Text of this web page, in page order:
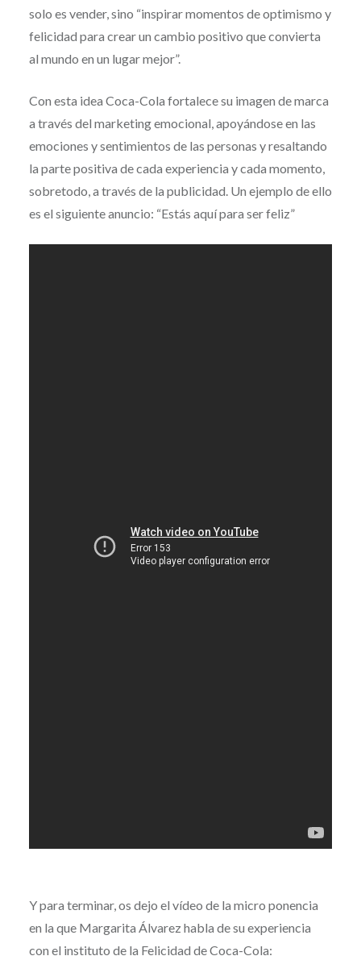
solo es vender, sino “inspirar momentos de optimismo y
felicidad para crear un cambio positivo que convierta
al mundo en un lugar mejor”.
Con esta idea Coca-Cola fortalece su imagen de marca
a través del marketing emocional, apoyándose en las
emociones y sentimientos de las personas y resaltando
la parte positiva de cada experiencia y cada momento,
sobretodo, a través de la publicidad. Un ejemplo de ello
es el siguiente anuncio: “Estás aquí para ser feliz”
Y para terminar, os dejo el vídeo de la micro ponencia
en la que Margarita Álvarez habla de su experiencia
con el instituto de la Felicidad de Coca-Cola: